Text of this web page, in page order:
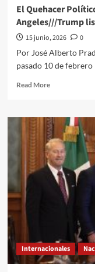
El Quehacer
Angeles///Trump
15 junio, 2026
0
Por José Alberto
pasado 10 de febrero
Read MoreRead
El
Quehacer
Político
a
través///Jose
Alberto
Prado
Angeles///
México
Internacionales